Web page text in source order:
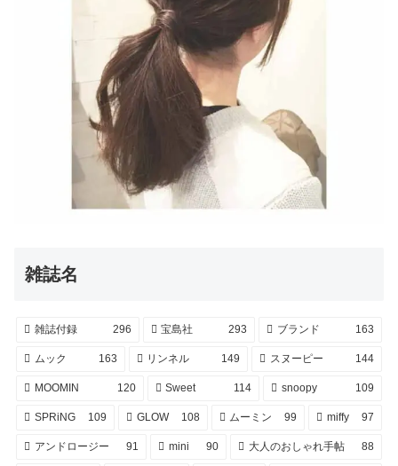
雑誌名
雑誌付録 296 宝島社 293 ブランド 163
ムック 163 リンネル 149 スヌーピー 144
MOOMIN 120 Sweet 114 snoopy 109
SPRiNG 109 GLOW 108 ムーミン 99 miffy 97
アンドロージー 91 mini 90 大人のおしゃれ手帖 88